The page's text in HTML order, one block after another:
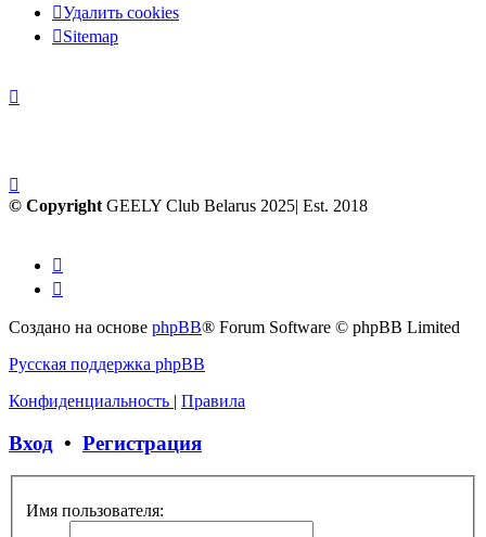
Удалить cookies
Sitemap
© Copyright GEELY Club Belarus 2025| Est. 2018
Создано на основе phpBB® Forum Software © phpBB Limited
Русская поддержка phpBB
Конфиденциальность | Правила
Вход • Регистрация
Имя пользователя: